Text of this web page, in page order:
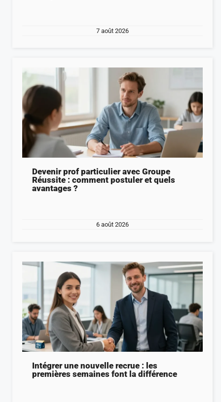
7 août 2026
Devenir prof particulier avec Groupe
Réussite : comment postuler et quels
avantages ?
6 août 2026
Intégrer une nouvelle recrue : les
premières semaines font la différence